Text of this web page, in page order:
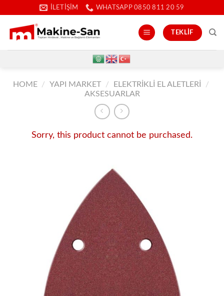
İLETIŞIM WHATSAPP 0850 811 20 59
TEKLIF
HOME / YAPI MARKET / ELEKTRIKLI EL ALETLERI
/
AKSESUARLAR
Sorry, this product cannot be purchased.